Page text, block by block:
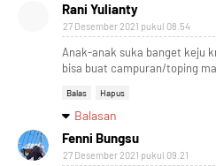
Rani Yulianty
27 Desember 2021 pukul 08.54
Anak-anak suka banget keju
bisa buat campuran/toping
Balas Hapus
Balasan
Fenni Bungsu
27 Desember 2021 pukul 09.21